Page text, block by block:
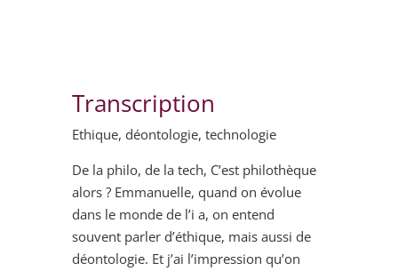
Transcription
Ethique, déontologie, technologie
De la philo, de la tech, C’est philothèque
alors ? Emmanuelle, quand on évolue
dans le monde de l’i a, on entend
souvent parler d’éthique, mais aussi de
déontologie. Et j’ai l’impression qu’on